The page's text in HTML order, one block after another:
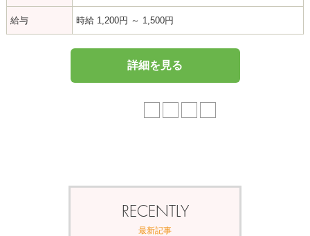
給与 時給 1,200円 ～ 1,500円
詳細を見る
RECENTLY
最新記事